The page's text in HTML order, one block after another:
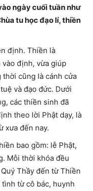
ngày cuối tuần như
tu học đạo lí, thiền
định. Thiền là
định, vừa giúp
cũng là cánh cửa
và đạo đức. Dưới
các thiền sinh đã
theo lời Phật dạy, là
xưa đến nay.
bao gồm: lễ Phật,
Mỗi thời khóa đều
Thầy đến từ Thiền
từ cô bác, huynh